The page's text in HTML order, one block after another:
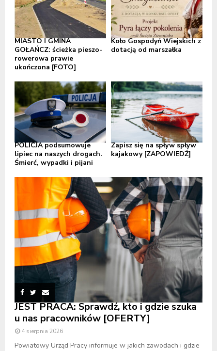
MIASTO I GMINA
GOŁAŃCZ: ścieżka pieszo-
rowerowa prawie
ukończona [FOTO]
Koło Gospodyń Wiejskich z
dotacją od marszałka
POLICJA podsumowuje
lipiec na naszych drogach.
Śmierć, wypadki i pijani
Zapisz się na spływ spływ
kajakowy [ZAPOWIEDŹ]
JEST PRACA: Sprawdź, kto i gdzie szuka
u nas pracowników [OFERTY]
4 sierpnia 2026
Powiatowy Urząd Pracy informuje w jakich zawodach i gdzie